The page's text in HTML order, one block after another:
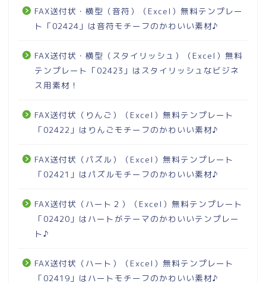
FAX送付状・横型（音符）（Excel）無料テンプレー
ト「02424」は音符モチーフのかわいい素材♪
FAX送付状・横型（スタイリッシュ）（Excel）無料
テンプレート「02423」はスタイリッシュなビジネ
ス用素材！
FAX送付状（りんご）（Excel）無料テンプレート
「02422」はりんごモチーフのかわいい素材♪
FAX送付状（パズル）（Excel）無料テンプレート
「02421」はパズルモチーフのかわいい素材♪
FAX送付状（ハート２）（Excel）無料テンプレート
「02420」はハートがテーマのかわいいテンプレー
ト♪
FAX送付状（ハート）（Excel）無料テンプレート
「02419」はハートモチーフのかわいい素材♪